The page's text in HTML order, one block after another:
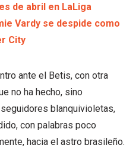
de abril en LaLiga
Vardy se despide como
City
ante el Betis, con otra
no ha hecho, sino
blanquivioletas,
con palabras poco
hacia el astro brasileño.